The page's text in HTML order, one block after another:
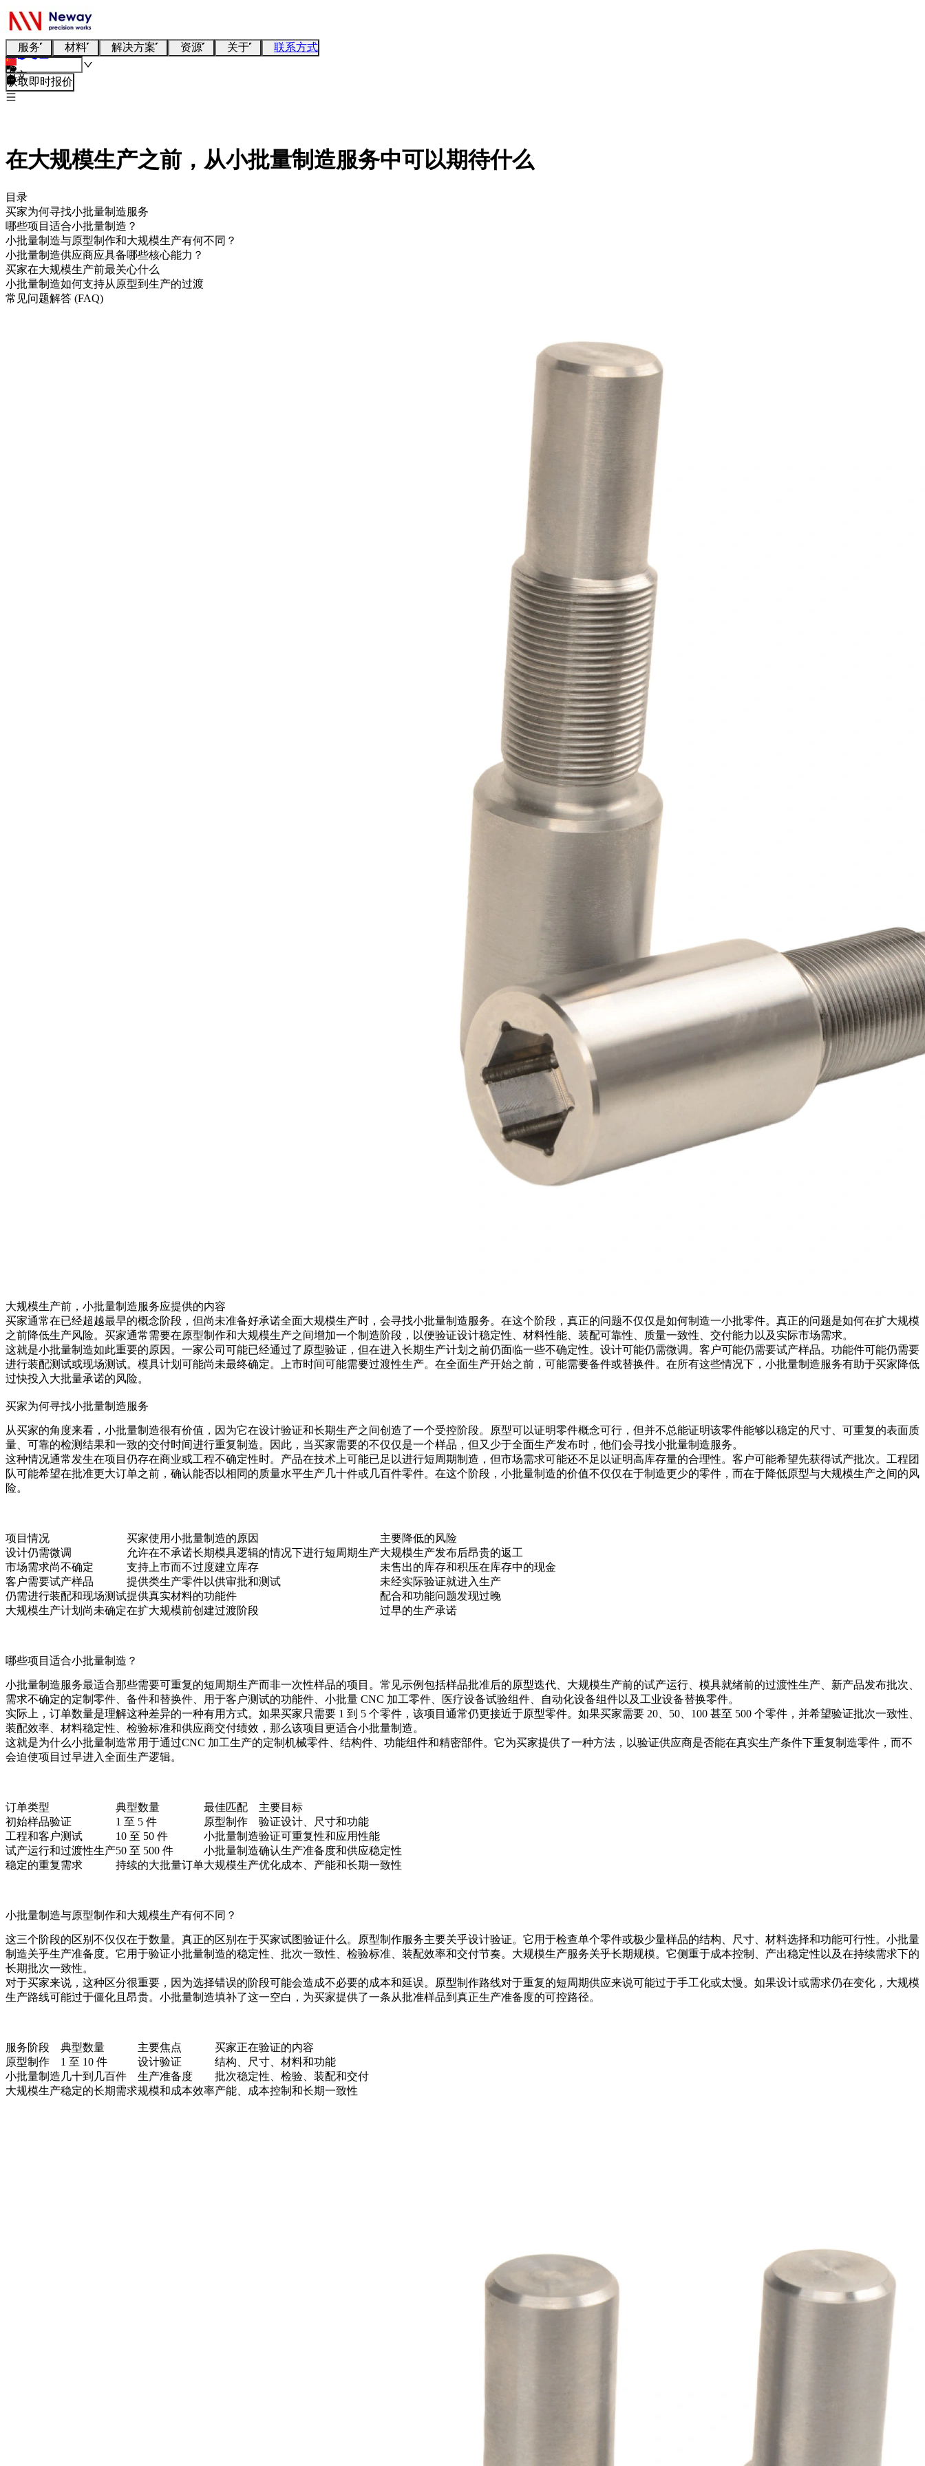
服务 材料 解决方案 资源 关于 联系方式
中文
获取即时报价
在大规模生产之前，从小批量制造服务中可以期待什么
目录
买家为何寻找小批量制造服务
哪些项目适合小批量制造？
小批量制造与原型制作和大规模生产有何不同？
小批量制造供应商应具备哪些核心能力？
买家在大规模生产前最关心什么
小批量制造如何支持从原型到生产的过渡
常见问题解答 (FAQ)
大规模生产前，小批量制造服务应提供的内容
买家通常在已经超越最早的概念阶段，但尚未准备好承诺全面大规模生产时，会寻找小批量制造服务。在这个阶段，真正的问题不仅仅是如何制造一小批零件。真正的问题是如何在扩大规模
之前降低生产风险。买家通常需要在原型制作和大规模生产之间增加一个制造阶段，以便验证设计稳定性、材料性能、装配可靠性、质量一致性、交付能力以及实际市场需求。
这就是小批量制造如此重要的原因。一家公司可能已经通过了原型验证，但在进入长期生产计划之前仍面临一些不确定性。设计可能仍需微调。客户可能仍需要试产样品。功能件可能仍需要
进行装配测试或现场测试。模具计划可能尚未最终确定。上市时间可能需要过渡性生产。在全面生产开始之前，可能需要备件或替换件。在所有这些情况下，小批量制造服务有助于买家降低
过快投入大批量承诺的风险。
买家为何寻找小批量制造服务
从买家的角度来看，小批量制造很有价值，因为它在设计验证和长期生产之间创造了一个受控阶段。原型可以证明零件概念可行，但并不总能证明该零件能够以稳定的尺寸、可重复的表面质
量、可靠的检测结果和一致的交付时间进行重复制造。因此，当买家需要的不仅仅是一个样品，但又少于全面生产发布时，他们会寻找小批量制造服务。
这种情况通常发生在项目仍存在商业或工程不确定性时。产品在技术上可能已足以进行短周期制造，但市场需求可能还不足以证明高库存量的合理性。客户可能希望先获得试产批次。工程团
队可能希望在批准更大订单之前，确认能否以相同的质量水平生产几十件或几百件零件。在这个阶段，小批量制造的价值不仅仅在于制造更少的零件，而在于降低原型与大规模生产之间的风
险。
项目情况 买家使用小批量制造的原因
主要降低的风险
设计仍需微调
允许在不承诺长期模具逻辑的情况下进行短周期生产大规模生产发布后昂贵的返工
市场需求尚不确定
支持上市而不过度建立库存
未售出的库存和积压在库存中的现金
客户需要试产样品
提供类生产零件以供审批和测试
未经实际验证就进入生产
仍需进行装配和现场测试提供真实材料的功能件
配合和功能问题发现过晚
大规模生产计划尚未确定在扩大规模前创建过渡阶段 过早的生产承诺
哪些项目适合小批量制造？
小批量制造服务最适合那些需要可重复的短周期生产而非一次性样品的项目。常见示例包括样品批准后的原型迭代、大规模生产前的试产运行、模具就绪前的过渡性生产、新产品发布批次、
需求不确定的定制零件、备件和替换件、用于客户测试的功能件、小批量 CNC 加工零件、医疗设备试验组件、自动化设备组件以及工业设备替换零件。
实际上，订单数量是理解这种差异的一种有用方式。如果买家只需要 1 到 5 个零件，该项目通常仍更接近于原型零件。如果买家需要 20、50、100 甚至 500 个零件，并希望验证批次一致性、
装配效率、材料稳定性、检验标准和供应商交付绩效，那么该项目更适合小批量制造。
这就是为什么小批量制造常用于通过CNC 加工生产的定制机械零件、结构件、功能组件和精密部件。它为买家提供了一种方法，以验证供应商是否能在真实生产条件下重复制造零件，而不
会迫使项目过早进入全面生产逻辑。
订单类型 典型数量 最佳匹配
主要目标
初始样品验证
1 至 5 件 原型制作
验证设计、尺寸和功能
工程和客户测试
10 至 50 件 小批量制造验证可重复性和应用性能
试产运行和过渡性生产50 至 500 件 小批量制造确认生产准备度和供应稳定性
稳定的重复需求
持续的大批量订单大规模生产优化成本、产能和长期一致性
小批量制造与原型制作和大规模生产有何不同？
这三个阶段的区别不仅仅在于数量。真正的区别在于买家试图验证什么。 原型制作服务主要关乎设计验证。它用于检查单个零件或极少量样品的结构、尺寸、材料选择和功能可行性。 小批量
制造关乎生产准备度。它用于验证小批量制造的稳定性、批次一致性、检验标准、装配效率和交付节奏。 大规模生产服务关乎长期规模。它侧重于成本控制、产出稳定性以及在持续需求下的
长期批次一致性。
对于买家来说，这种区分很重要，因为选择错误的阶段可能会造成不必要的成本和延误。原型制作路线对于重复的短周期供应来说可能过于手工化或太慢。如果设计或需求仍在变化，大规模
生产路线可能过于僵化且昂贵。小批量制造填补了这一空白，为买家提供了一条从批准样品到真正生产准备度的可控路径。
服务阶段 典型数量 主要焦点
买家正在验证的内容
原型制作
1 至 10 件 设计验证
结构、尺寸、材料和功能
小批量制造 几十到几百件 生产准备度
批次稳定性、检验、装配和交付
大规模生产稳定的长期需求规模和成本效率产能、成本控制和长期一致性